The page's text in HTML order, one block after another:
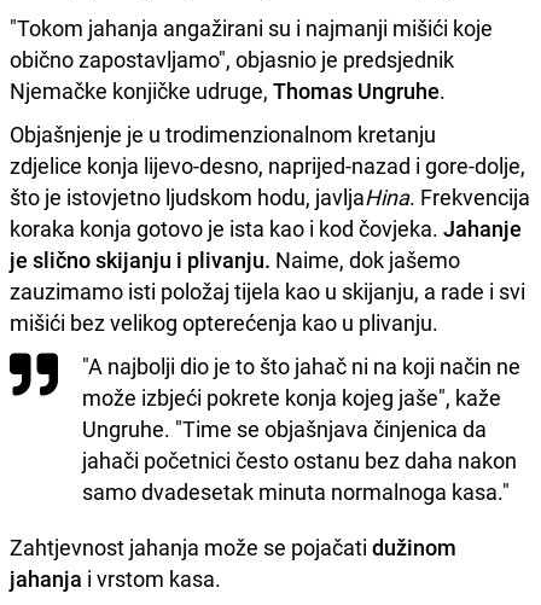
"Tokom jahanja angažirani su i najmanji mišići koje
obično zapostavljamo", objasnio je predsjednik
Njemačke konjičke udruge, Thomas Ungruhe.
Objašnjenje je u trodimenzionalnom kretanju
zdjelice konja lijevo-desno, naprijed-nazad i gore-dolje,
što je istovjetno ljudskom hodu, javljaHina. Frekvencija
koraka konja gotovo je ista kao i kod čovjeka. Jahanje
je slično skijanju i plivanju. Naime, dok jašemo
zauzimamo isti položaj tijela kao u skijanju, a rade i svi
mišići bez velikog opterećenja kao u plivanju.
"A najbolji dio je to što jahač ni na koji način ne
može izbjeći pokrete konja kojeg jaše", kaže
Ungruhe. "Time se objašnjava činjenica da
jahači početnici često ostanu bez daha nakon
samo dvadesetak minuta normalnoga kasa."
Zahtjevnost jahanja može se pojačati dužinom
jahanja i vrstom kasa.